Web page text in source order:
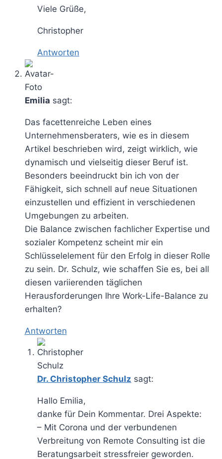
Viele Grüße,
Christopher
Antworten
Emilia sagt:
Das facettenreiche Leben eines
Unternehmensberaters, wie es in diesem
Artikel beschrieben wird, zeigt wirklich, wie
dynamisch und vielseitig dieser Beruf ist.
Besonders beeindruckt bin ich von der
Fähigkeit, sich schnell auf neue Situationen
einzustellen und effizient in verschiedenen
Umgebungen zu arbeiten.
Die Balance zwischen fachlicher Expertise und
sozialer Kompetenz scheint mir ein
Schlüsselelement für den Erfolg in dieser Rolle
zu sein. Dr. Schulz, wie schaffen Sie es, bei all
diesen variierenden täglichen
Herausforderungen Ihre Work-Life-Balance zu
erhalten?
Antworten
Dr. Christopher Schulz sagt:
Hallo Emilia,
danke für Dein Kommentar. Drei Aspekte:
– Mit Corona und der verbundenen
Verbreitung von Remote Consulting ist die
Beratungsarbeit stressfreier geworden.